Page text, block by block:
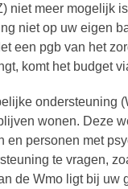
niet meer mogelijk
niet op uw eigen
een pgb van het
komt het budget
ondersteuning
wonen. Deze
en personen met
te vragen,
de Wmo ligt bij uw